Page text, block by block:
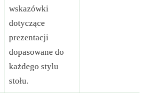
wskazówki
dotyczące
prezentacji
dopasowane do
każdego stylu
stołu.